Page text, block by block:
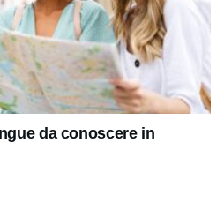
da conoscere in